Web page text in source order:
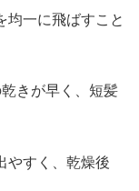
均一に飛ばすこと
きが早く、短髪
やすく、乾燥後